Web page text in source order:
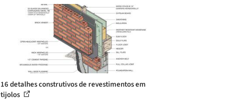
16 detalhes construtivos de revestimentos em
tijolos